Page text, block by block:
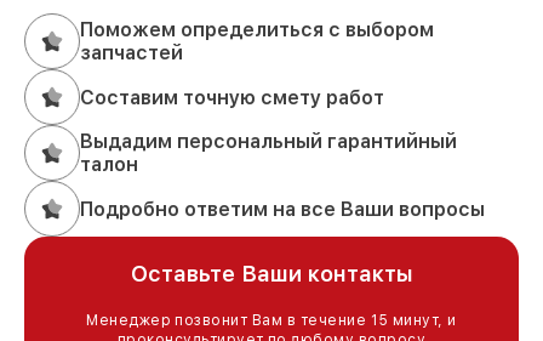
Поможем определиться с выбором
запчастей
Составим точную смету работ
Выдадим персональный гарантийный
талон
Подробно ответим на все Ваши вопросы
Оставьте Ваши контакты
Менеджер позвонит Вам в течение 15 минут, и